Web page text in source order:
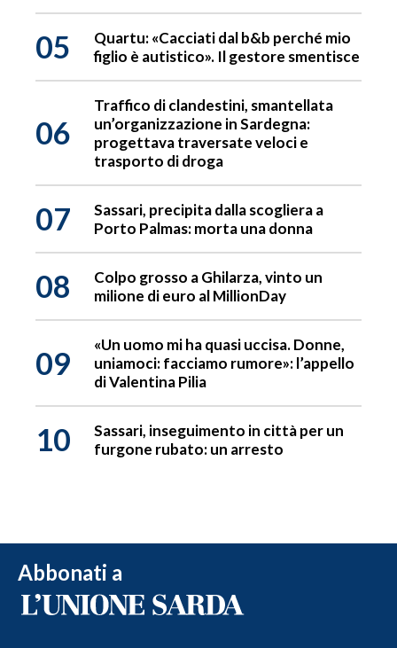
05
Quartu: «Cacciati dal b&b perché mio
figlio è autistico». Il gestore smentisce
06
Traffico di clandestini, smantellata
un’organizzazione in Sardegna:
progettava traversate veloci e
trasporto di droga
07
Sassari, precipita dalla scogliera a
Porto Palmas: morta una donna
08
Colpo grosso a Ghilarza, vinto un
milione di euro al MillionDay
09
«Un uomo mi ha quasi uccisa. Donne,
uniamoci: facciamo rumore»: l’appello
di Valentina Pilia
10
Sassari, inseguimento in città per un
furgone rubato: un arresto
Abbonati a